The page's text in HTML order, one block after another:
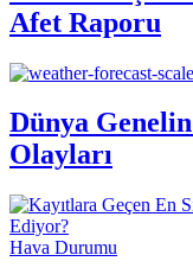
Afet Raporu
Dünya
Olayları
Hava Durumu